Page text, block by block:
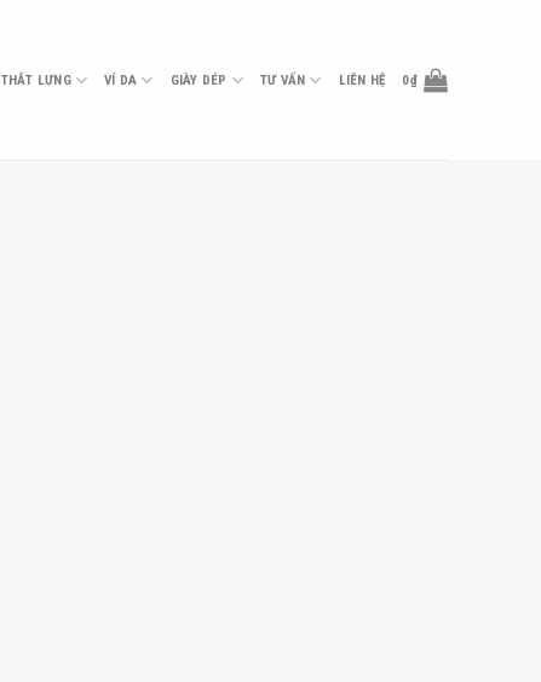
THẮT LƯNG VÍ DA GIÀY DÉP TƯ VẤN LIÊN HỆ 0₫